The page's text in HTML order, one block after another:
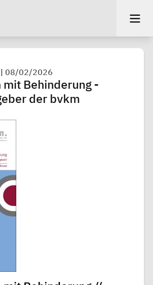
|08/02/2026
Behinderung -
der bvkm